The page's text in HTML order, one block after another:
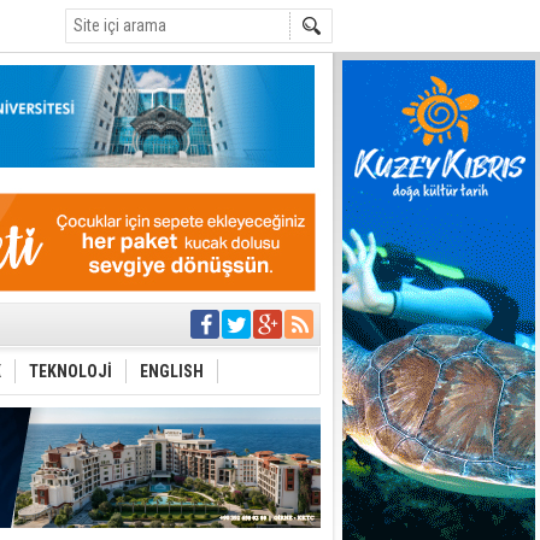
Çevriliyor"
en temel
Festival
TEKNOLOJİ ENGLISH